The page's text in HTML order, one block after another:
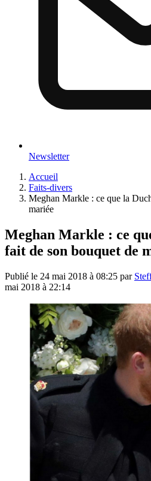
Newsletter
Accueil
Faits-divers
Meghan Markle : ce que la
mariée
Meghan Markle : ce
fait de son bouquet de
Publié le 24 mai 2018 à 08:25 par
mai 2018 à 22:14